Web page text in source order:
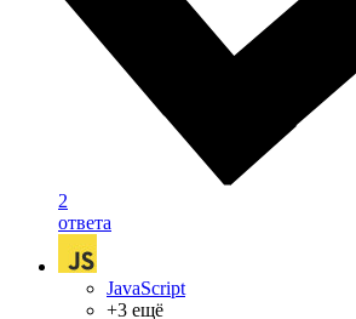
2
ответа
JavaScript
+3 ещё